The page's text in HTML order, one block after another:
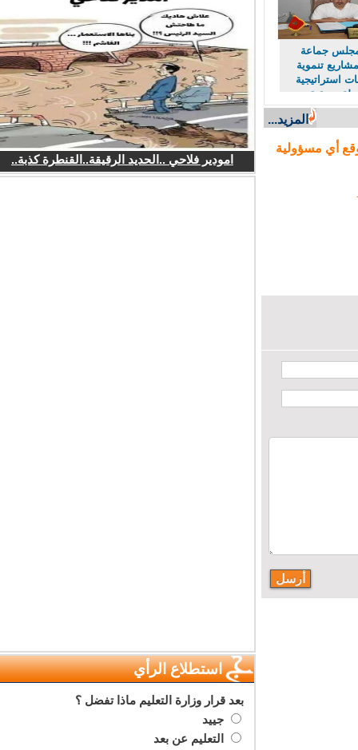
جماعة
تنموية
وتحقيق
المزيد...
أي مسؤولية
امودير فلاحي ..الحديد الرقيقة..القنطرة كذبة..
استطلاع الرأي
بعد قرار وزارة التعليم ماذا تفضل ؟
جييد
التعليم عن بعد